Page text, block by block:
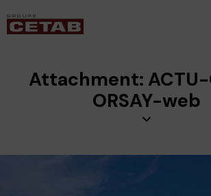
Attachment:
ORSAY-web